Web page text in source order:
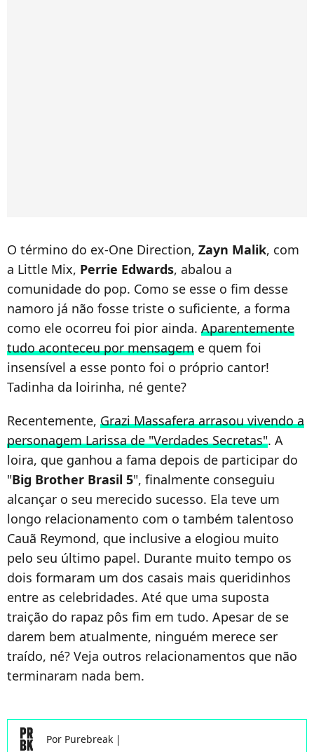
O término do ex-One Direction, Zayn Malik, com
a Little Mix, Perrie Edwards, abalou a
comunidade do pop. Como se esse o fim desse
namoro já não fosse triste o suficiente, a forma
como ele ocorreu foi pior ainda. Aparentemente
tudo aconteceu por mensagem e quem foi
insensível a esse ponto foi o próprio cantor!
Tadinha da loirinha, né gente?
Recentemente, Grazi Massafera arrasou vivendo a
personagem Larissa de "Verdades Secretas". A
loira, que ganhou a fama depois de participar do
"Big Brother Brasil 5", finalmente conseguiu
alcançar o seu merecido sucesso. Ela teve um
longo relacionamento com o também talentoso
Cauã Reymond, que inclusive a elogiou muito
pelo seu último papel. Durante muito tempo os
dois formaram um dos casais mais queridinhos
entre as celebridades. Até que uma suposta
traição do rapaz pôs fim em tudo. Apesar de se
darem bem atualmente, ninguém merece ser
traído, né? Veja outros relacionamentos que não
terminaram nada bem.
Por Purebreak |